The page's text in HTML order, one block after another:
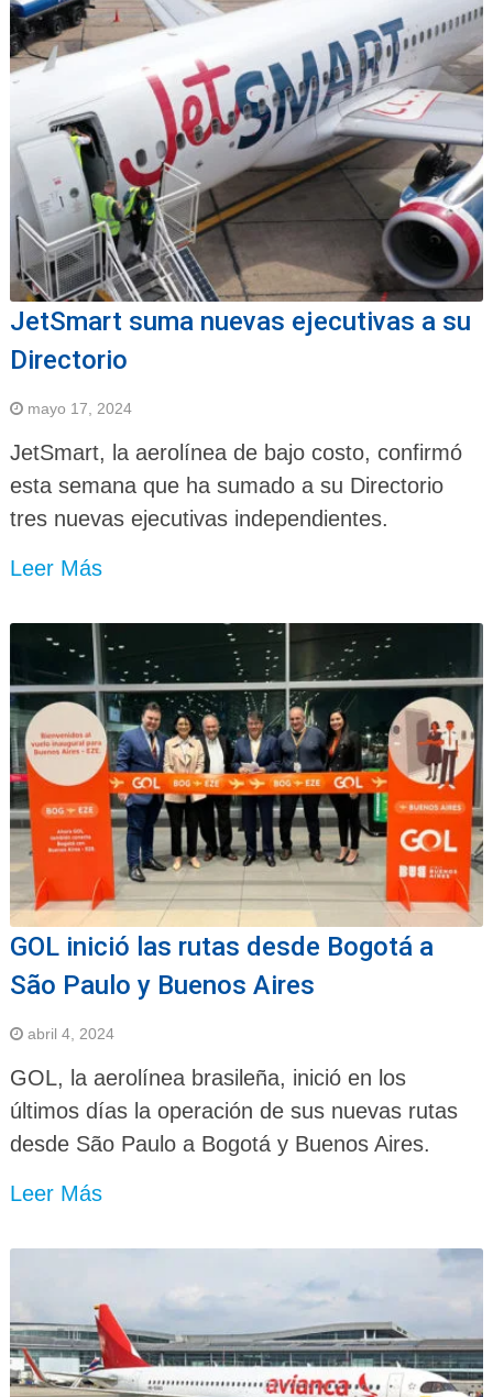
JetSmart suma nuevas ejecutivas a su
Directorio
mayo 17, 2024
JetSmart, la aerolínea de bajo costo, confirmó
esta semana que ha sumado a su Directorio
tres nuevas ejecutivas independientes.
Leer Más
GOL inició las rutas desde Bogotá a
São Paulo y Buenos Aires
abril 4, 2024
GOL, la aerolínea brasileña, inició en los
últimos días la operación de sus nuevas rutas
desde São Paulo a Bogotá y Buenos Aires.
Leer Más